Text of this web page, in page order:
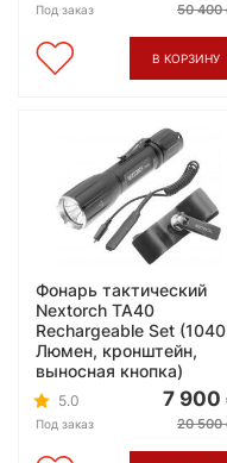
Под заказ 50 400
В КОРЗИНУ
Фонарь тактический
Nextorch TA40
Rechargeable Set (1040
Люмен, кронштейн,
выносная кнопка)
5.0
Под заказ
7 900
20 500